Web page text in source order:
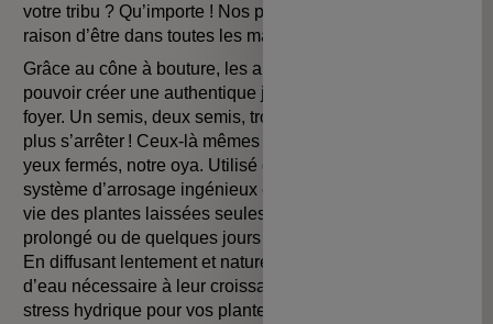
votre tribu ? Qu’importe ! Nos produits vont trouver leur
raison d’être dans toutes les mains.
Grâce au cône à bouture, les amoureux des plantes vont
pouvoir créer une authentique jungle urbaine dans leur
foyer. Un semis, deux semis, trois semis… Ils ne pourront
plus s’arrêter ! Ceux-là mêmes peuvent aussi adopter, les
yeux fermés, notre oya. Utilisé depuis des millénaires, ce
système d’arrosage ingénieux et écologique
vie des plantes laissées seules le temps d’un week-end
prolongé ou de quelques jours de congés. Comment ?
En diffusant lentement et naturellement la bonne quantité
d’eau nécessaire à leur croissance. En clair, pas de
stress hydrique pour vos plantes et une économie d’eau